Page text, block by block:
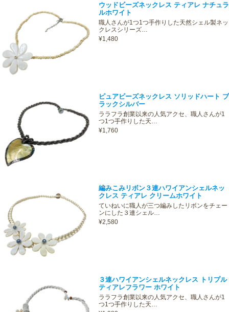
ウッドビーズネックレス ティアレ ナチュラ
ルホワイト
職人さんが1つ1つ手作りした天然シェル製ネッ
クレスシリーズ…
¥1,480
ピュアビーズネックレス ソリッドハート ブ
ラックシルバー
ララフラ創業以来の人気アクセ、職人さんが1
つ1つ手作りした天…
¥1,760
編みこみリボン３連ハワイアンシェルネッ
クレス ティアレ クリームホワイト
ていねいに職人が三つ編みしたリボンをチェー
ンにした３連シェル…
¥2,580
３連ハワイアンシェルネックレス トリプル
ティアレフラワー ホワイト
ララフラ創業以来の人気アクセ、職人さんが1
つ1つ手作りした天…